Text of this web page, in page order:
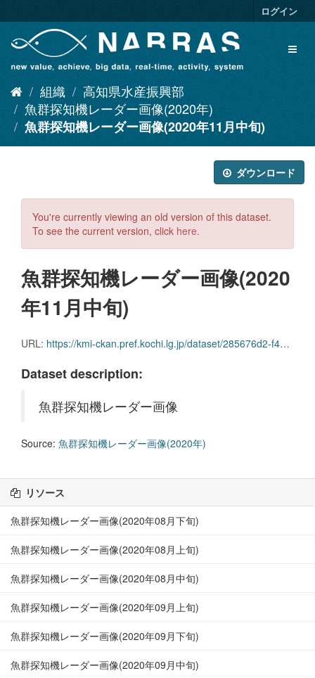
キ
ログイン
組織
高知県水産振興部
魚群探知機レーダー画像(2020年)
魚群探知機レーダー画像(2020年11月中旬)
ダウンロード
You're currently viewing an old version of this dataset.
To see the current version, click here.
魚群探知機レーダー画像(2020
年11月中旬)
URL: https://kmi-ckan.pref.kochi.lg.jp/dataset/285676d2-f4c1-41d1-96ed-99d6747533d5/resource/9ab7f2c7-9634-4a6f-846c-f2b2e1857d3d/download/gyoguntanchikireedaagazou2020nen11-chuujun.zip
Dataset description:
魚群探知機レーダー画像
Source: 魚群探知機レーダー画像(2020年)
リソース
魚群探知機レーダー画像(2020年08月下旬)
魚群探知機レーダー画像(2020年08月上旬)
魚群探知機レーダー画像(2020年08月中旬)
魚群探知機レーダー画像(2020年09月上旬)
魚群探知機レーダー画像(2020年09月下旬)
魚群探知機レーダー画像(2020年09月中旬)